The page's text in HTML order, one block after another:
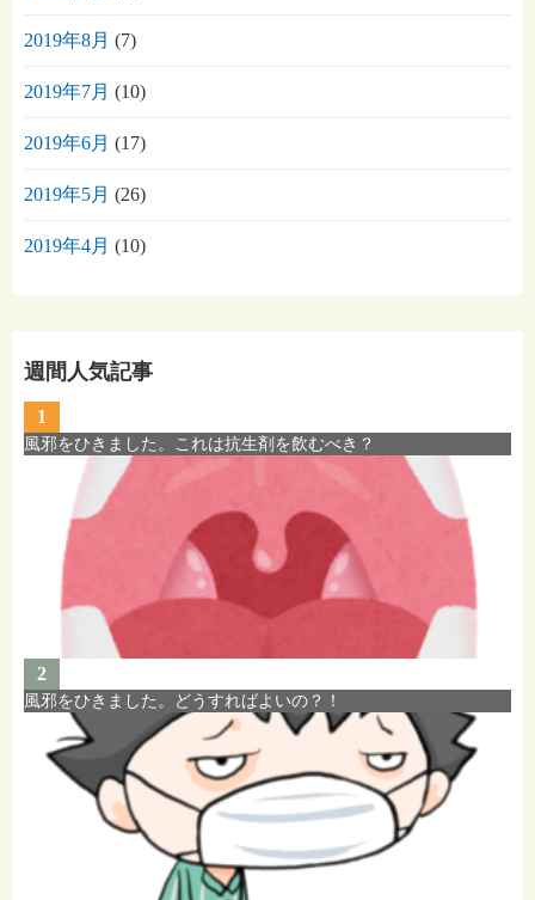
2019年8月 (7)
2019年7月 (10)
2019年6月 (17)
2019年5月 (26)
2019年4月 (10)
週間人気記事
1
風邪をひきました。これは抗生剤を飲むべき？
2
風邪をひきました。どうすればよいの？！